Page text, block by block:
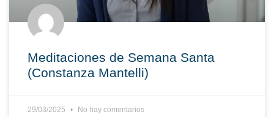
Meditaciones de Semana Santa
(Constanza Mantelli)
29/03/2025 No hay comentarios